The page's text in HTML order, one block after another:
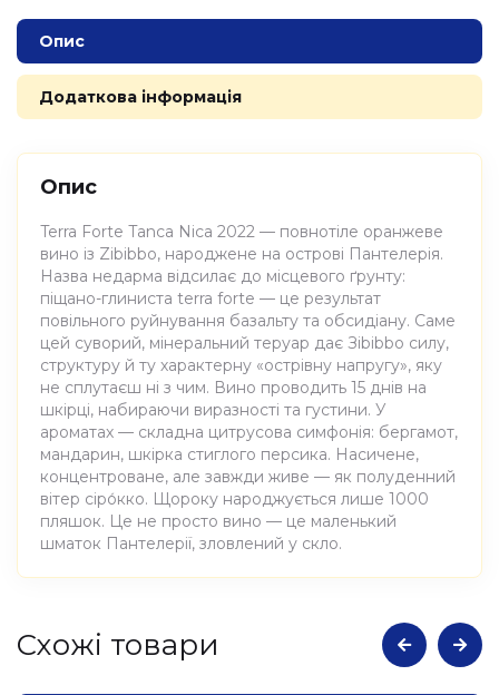
Опис
Додаткова інформація
Опис
Terra Forte Tanca Nica 2022 — повнотіле оранжеве
вино із Zibibbo, народжене на острові Пантелерія.
Назва недарма відсилає до місцевого ґрунту:
піщано-глиниста terra forte — це результат
повільного руйнування базальту та обсидіану. Саме
цей суворий, мінеральний теруар дає Зibibbo силу,
структуру й ту характерну «острівну напругу», яку
не сплутаєш ні з чим. Вино проводить 15 днів на
шкірці, набираючи виразності та густини. У
ароматах — складна цитрусова симфонія: бергамот,
мандарин, шкірка стиглого персика. Насичене,
концентроване, але завжди живе — як полуденний
вітер сіро́кко. Щороку народжується лише 1000
пляшок. Це не просто вино — це маленький
шматок Пантелерії, зловлений у скло.
Атрибути
Cхожі товари